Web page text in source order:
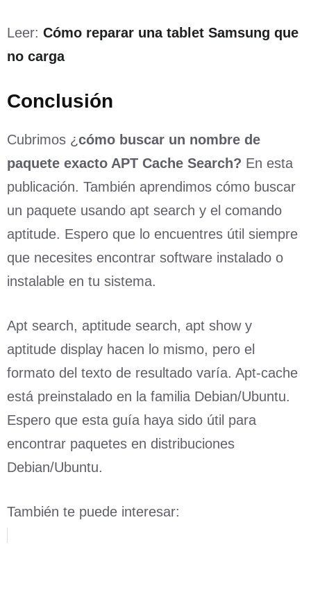
Leer: Cómo reparar una tablet Samsung que
no carga
Conclusión
Cubrimos ¿cómo buscar un nombre de
paquete exacto APT Cache Search? En esta
publicación. También aprendimos cómo buscar
un paquete usando apt search y el comando
aptitude. Espero que lo encuentres útil siempre
que necesites encontrar software instalado o
instalable en tu sistema.
Apt search, aptitude search, apt show y
aptitude display hacen lo mismo, pero el
formato del texto de resultado varía. Apt-cache
está preinstalado en la familia Debian/Ubuntu.
Espero que esta guía haya sido útil para
encontrar paquetes en distribuciones
Debian/Ubuntu.
También te puede interesar: